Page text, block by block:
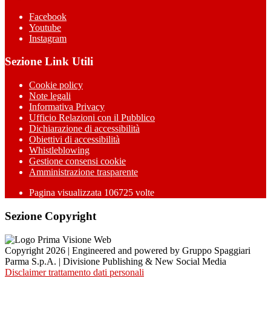
Facebook
Youtube
Instagram
Sezione Link Utili
Cookie policy
Note legali
Informativa Privacy
Ufficio Relazioni con il Pubblico
Dichiarazione di accessibilità
Obiettivi di accessibilità
Whistleblowing
Gestione consensi cookie
Amministrazione trasparente
Pagina visualizzata 106725 volte
Sezione Copyright
Copyright 2026 | Engineered and powered by Gruppo Spaggiari
Parma S.p.A. | Divisione Publishing & New Social Media
Disclaimer trattamento dati personali